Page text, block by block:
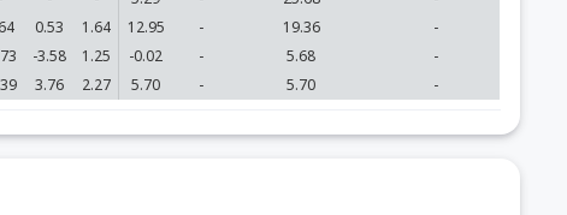
0.53 1.64 12.95 - 19.36 -
-3.58 1.25 -0.02 - 5.68 -
3.76 2.27 5.70 - 5.70 -